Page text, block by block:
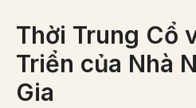
Thời Trung Cổ
Triển của Nhà
Gia